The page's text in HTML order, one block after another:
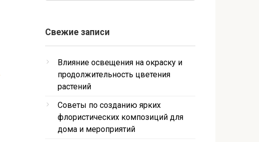
Свежие записи
Влияние освещения на окраску и
продолжительность цветения
растений
Советы по созданию ярких
флористических композиций для
дома и мероприятий